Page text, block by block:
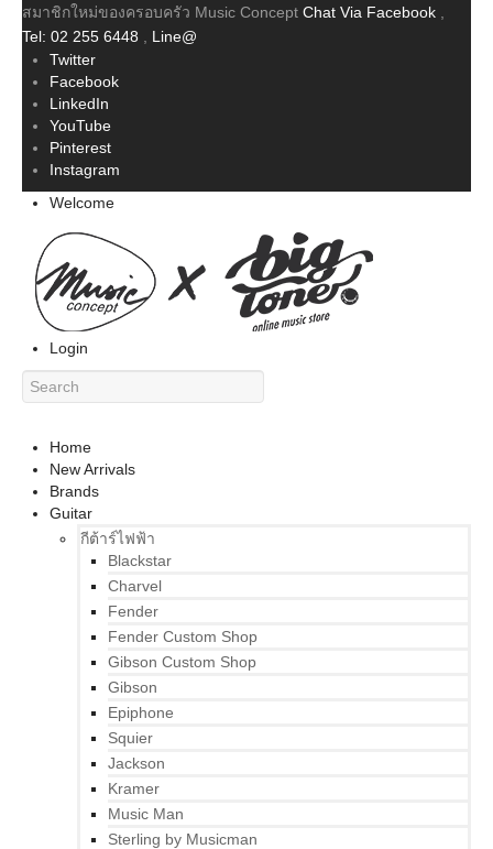
สมาชิกใหม่ของครอบครัว Music Concept Chat Via Facebook
Tel: 02 255 6448
Line@
Twitter
Facebook
LinkedIn
YouTube
Pinterest
Instagram
Welcome
Login
Home
New Arrivals
Brands
Guitar
กีต้าร์ไฟฟ้า
Blackstar
Charvel
Fender
Fender Custom Shop
Gibson Custom Shop
Gibson
Epiphone
Squier
Jackson
Kramer
Music Man
Sterling by Musicman